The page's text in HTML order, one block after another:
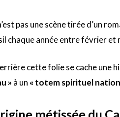
pas une scène tirée d’un
chaque année entre février et
cette folie se cache une
» à un « totem spirituel
métissée du